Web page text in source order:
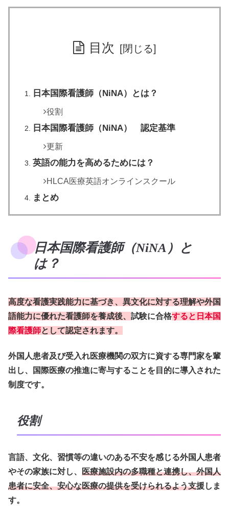
目次
日本国際看護師（NiNA）とは？
役割
日本国際看護師（NiNA） 認定基準
更新
英語の能力を高めるためには？
HLCA医療英語オンラインスクール
まとめ
日本国際看護師（NiNA）と
は？
高度な看護実践能力に基づき、異文化に対する理解や外国
語能力に優れた看護師を養成後、 試験に合格すると日本国
際看護師として認定されます。
外国人患者及び受入れ医療機関の双方に資する専門家を輩
出し、国際医療の推進に寄与することを目的に導入された
制度です。
役割
言語、文化、習慣等の違いのある不安を感じる外国人患者
やその家族に対し、 医療施設内の多職種と連携し、外国人
患者に安全、安心な医療の提供を受けられるよう支援しま
す。